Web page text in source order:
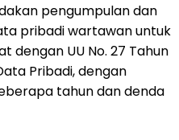
pengumpulan dan
pribadi wartawan untuk
dengan UU No. 27 Tahun
Pribadi, dengan
tahun dan denda